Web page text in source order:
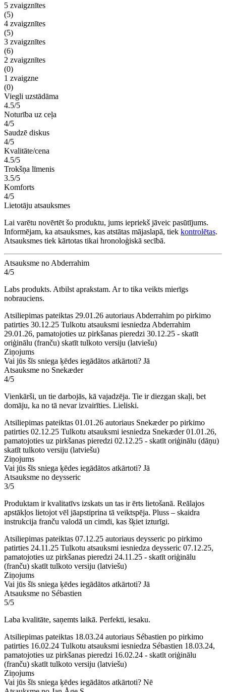
5 zvaigznītes
(5)
4 zvaigznītes
(5)
3 zvaigznītes
(6)
2 zvaigznītes
(0)
1 zvaigzne
(0)
Viegli uzstādāma
4.5/5
Noturība uz ceļa
4/5
Saudzē diskus
4/5
Kvalitāte/cena
4.5/5
Trokšņa līmenis
3.5/5
Komforts
4/5
Lietotāju atsauksmes
Lai varētu novērtēt šo produktu, jums iepriekš jāveic pasūtījums.
Informējam, ka atsauksmes, kas atstātas mājaslapā, tiek kontrolētas.
Atsauksmes tiek kārtotas tikai hronoloģiskā secībā.
Atsauksme no Abderrahim
4/5
Labs produkts. Atbilst aprakstam. Ar to tika veikts mierīgs
nobrauciens.
Atsiliepimas pateiktas 29.01.26 autoriaus Abderrahim po pirkimo
patirties 30.12.25 Tulkotu atsauksmi iesniedza Abderrahim
29.01.26, pamatojoties uz pirkšanas pieredzi 30.12.25 - skatīt
oriģinālu (franču) skatīt tulkoto versiju (latviešu)
Ziņojums
Vai jūs šīs sniega ķēdes iegādātos atkārtoti? Jā
Atsauksme no Snekæder
4/5
Vienkārši, un tie darbojās, kā vajadzēja. Tie ir diezgan skaļi, bet
domāju, ka no tā nevar izvairīties. Lieliski.
Atsiliepimas pateiktas 01.01.26 autoriaus Snekæder po pirkimo
patirties 02.12.25 Tulkotu atsauksmi iesniedza Snekæder 01.01.26,
pamatojoties uz pirkšanas pieredzi 02.12.25 - skatīt oriģinālu (dāņu)
skatīt tulkoto versiju (latviešu)
Ziņojums
Vai jūs šīs sniega ķēdes iegādātos atkārtoti? Jā
Atsauksme no deysseric
3/5
Produktam ir kvalitatīvs izskats un tas ir ērts lietošanā. Reālajos
apstākļos lietojot vēl jāapstiprina tā veiktspēja. Pluss – skaidra
instrukcija franču valodā un cimdi, kas šķiet izturīgi.
Atsiliepimas pateiktas 07.12.25 autoriaus deysseric po pirkimo
patirties 24.11.25 Tulkotu atsauksmi iesniedza deysseric 07.12.25,
pamatojoties uz pirkšanas pieredzi 24.11.25 - skatīt oriģinālu
(franču) skatīt tulkoto versiju (latviešu)
Ziņojums
Vai jūs šīs sniega ķēdes iegādātos atkārtoti? Jā
Atsauksme no Sébastien
5/5
Laba kvalitāte, saņemts laikā. Perfekti, iesaku.
Atsiliepimas pateiktas 18.03.24 autoriaus Sébastien po pirkimo
patirties 16.02.24 Tulkotu atsauksmi iesniedza Sébastien 18.03.24,
pamatojoties uz pirkšanas pieredzi 16.02.24 - skatīt oriģinālu
(franču) skatīt tulkoto versiju (latviešu)
Ziņojums
Vai jūs šīs sniega ķēdes iegādātos atkārtoti? Nē